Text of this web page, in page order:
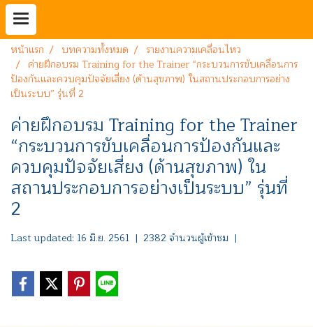
หน้าแรก บทความทั้งหมด
รายงานความเคลื่อนไหว
ค่ายฝึกอบรม Training for the Trainer “กระบวนการขับเคลื่อนการ
ป้องกันและควบคุมปัจจัยเสี่ยง (ด้านสุขภาพ) ในสถานประกอบการอย่าง
เป็นระบบ” รุ่นที่ 2
ค่ายฝึกอบรม Training for the Trainer
“กระบวนการขับเคลื่อนการป้องกันและ
ควบคุมปัจจัยเสี่ยง (ด้านสุขภาพ) ใน
สถานประกอบการอย่างเป็นระบบ” รุ่นที่
2
Last updated: 16 มิ.ย. 2561 | 2382 จำนวนผู้เข้าชม |